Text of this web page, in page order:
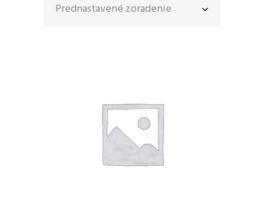
Prednastavené zoradenie